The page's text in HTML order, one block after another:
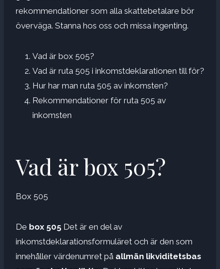
rekommendationer som alla skattebetalare bör
överväga. Stanna hos oss och missa ingenting.
Vad är box 505?
Vad är ruta 505 i inkomstdeklarationen till för?
Hur har man ruta 505 av inkomsten?
Rekommendationer för ruta 505 av
inkomsten
Vad är box 505?
Box 505
De box 505 Det är en del av
inkomstdeklarationsformuläret och är den som
innehåller värdenumret på allmän likviditetsbas